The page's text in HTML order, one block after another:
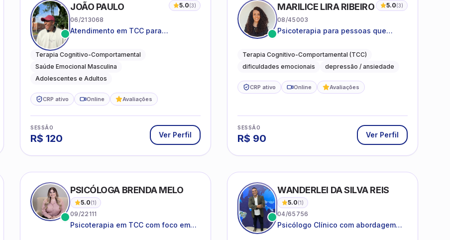
JOÃO PAULO 5.0(3)
06/213068
Atendimento em TCC para
desenvolvimento de autonomia
emocional
Terapia Cognitivo-Comportamental
Saúde Emocional Masculina
Adolescentes e Adultos
CRP ativo Online Avaliações
SESSÃO
R$ 120 Ver Perfil
MARILICE LIRA RIBEIRO 5.0(3)
08/45003
Psicoterapia para pessoas que
lidar com as dificuldades do dia a
dia
Terapia Cognitivo-Comportamental (TCC)
dificuldades emocionais
depressão / ansiedade
CRP ativo Online Avaliações
SESSÃO
R$ 90 Ver Perfil
PSICÓLOGA BRENDA MELO
5.0(1)
09/22111
Psicoterapia em TCC com foco em
WANDERLEI DA SILVA REIS
5.0(1)
04/65756
Psicólogo Clínico com abordagem